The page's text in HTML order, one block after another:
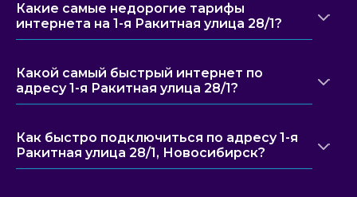
Какие самые недорогие тарифы
интернета на 1-я Ракитная улица 28/1?
Какой самый быстрый интернет по
адресу 1-я Ракитная улица 28/1?
Как быстро подключиться по адресу 1-я
Ракитная улица 28/1, Новосибирск?